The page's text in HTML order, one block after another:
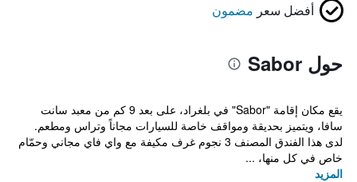
أفضل سعر مضمون
حول Sabor
يقع مكان إقامة "Sabor" في بلغراد، على بعد 9 كم من معبد سانت
سافا، ويتميز بحديقة ومواقف خاصة للسيارات مجاناً وتراس ومطعم.
لدى هذا الفندق المصنف 3 نجوم غرف مكيفة مع واي فاي مجاني وحمّام
خاص في كل منها، ...
المزيد